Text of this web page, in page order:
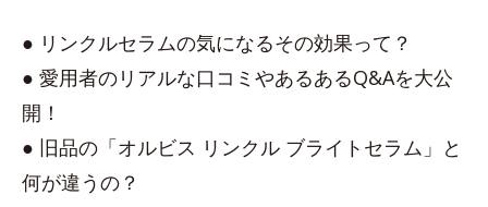
● リンクルセラムの気になるその効果って？
● 愛用者のリアルな口コミやあるあるQ&Aを大公
開！
● 旧品の「オルビス リンクル ブライトセラム」と
何が違うの？